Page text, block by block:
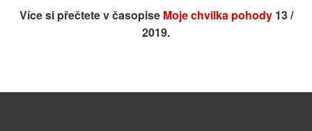
Více si přečtete v časopise Moje chvilka pohody13 /
2019.